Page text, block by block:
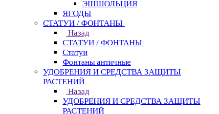
ЭШШОЛЬЦИЯ
ЯГОДЫ
СТАТУИ / ФОНТАНЫ
Назад
СТАТУИ / ФОНТАНЫ
Статуи
Фонтаны античные
УДОБРЕНИЯ И СРЕДСТВА ЗАЩИТЫ
РАСТЕНИЙ
Назад
УДОБРЕНИЯ И СРЕДСТВА ЗАЩИТЫ
РАСТЕНИЙ